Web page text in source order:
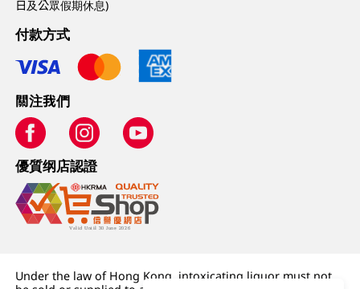
日及公眾假期休息)
付款方式
關注我們
優質纲店認證
Under the law of Hong Kong, intoxicating liquor must not